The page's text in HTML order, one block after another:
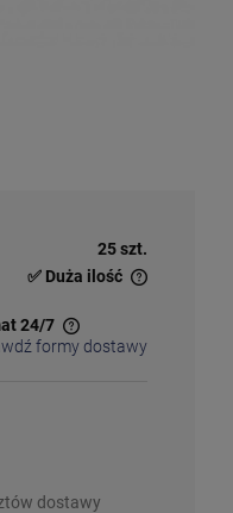
25 szt.
✅ Duża ilość
dostępności
24/7
płatności
formy dostawy
dostawy